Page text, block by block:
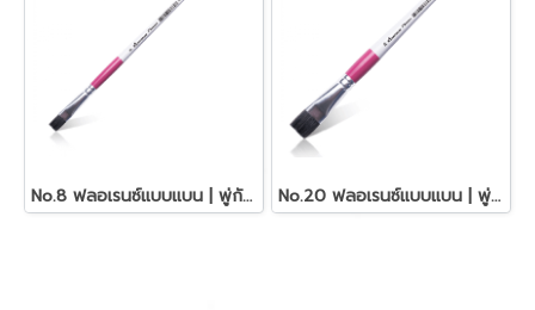
No.8 ฟลอเรนซ์แบบแบน | พู่กันอเนกประสงค์ มาสเตอร์อาร์ต No.20 ฟลอเรนซ์แบบแบน | พู่กันอเนกประสงค์ มาสเตอร์อาร์ต